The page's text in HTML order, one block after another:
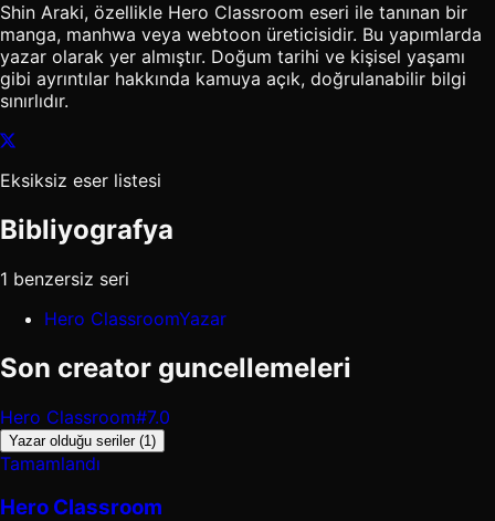
Shin Araki, özellikle Hero Classroom eseri ile tanınan bir
manga, manhwa veya webtoon üreticisidir. Bu yapımlarda
yazar olarak yer almıştır. Doğum tarihi ve kişisel yaşamı
gibi ayrıntılar hakkında kamuya açık, doğrulanabilir bilgi
sınırlıdır.
Eksiksiz eser listesi
Bibliyografya
1 benzersiz seri
Hero ClassroomYazar
Son creator guncellemeleri
Hero Classroom#7.0
Yazar olduğu seriler (1)
Tamamlandı
Hero Classroom